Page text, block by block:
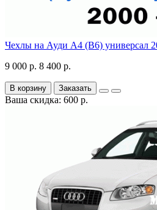
Чехлы на Ауди А4 (В6) универсал
9 000 р. 8 400 р.
В корзину Заказать
Ваша скидка: 600 р.